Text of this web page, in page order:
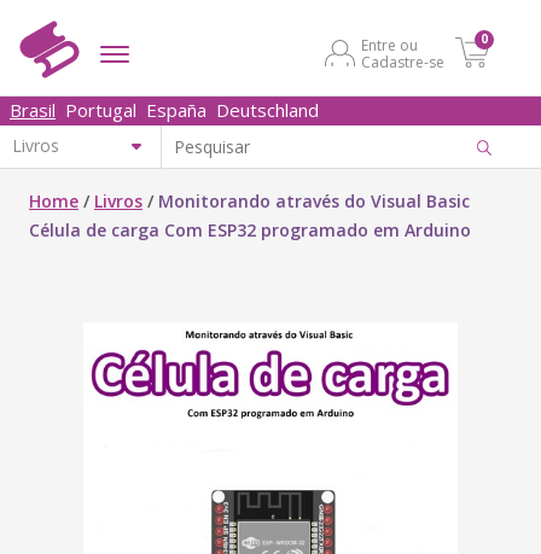
Entre ou
Cadastre-se
0
Brasil Portugal España Deutschland
Home / Livros / Monitorando através do Visual Basic
Célula de carga Com ESP32 programado em Arduino